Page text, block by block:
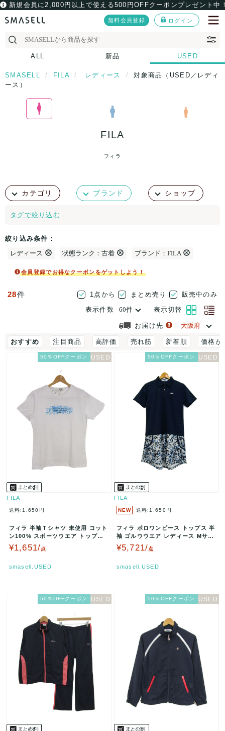
新規会員に2,000円以上で使える500円OFFクーポンプレゼント中
無料会員登録 ログイン
ALL 新品 USED
SMASELL FILA レディース
対象商品（USED／レディ
ース）
FILA
フィラ
カテゴリ ブランド ショップ
タグで絞り込む
絞り込み条件：
レディース 状態ランク：古着 ブランド：FILA
会員登録でお得なクーポンをゲットしよう！
28件 1点から まとめ売り
販売中のみ
表示件数
表示切替
お届け先
おすすめ 注目商品 高評価 売れ筋 新着順 価格が
50％OFFクーポン
FILA
送料:1,650円
フィラ 半袖Ｔシャツ 未使用 コット
ン100% スポーツウエア トップス
白 レディース Mサイズ …
¥1,651/点
smasell.USED
50％OFFクーポン
FILA
NEW 送料:1,650円
フィラ ポロワンピース トップス 半
袖 ゴルウウエア レディース Mサイ
ズ ネイビー FILA 【中…
¥5,721/点
smasell.USED
50％OFFクーポン 50％OFFクーポン